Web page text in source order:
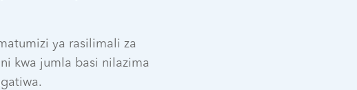
ya rasilimali za
kwa jumla basi nilazima